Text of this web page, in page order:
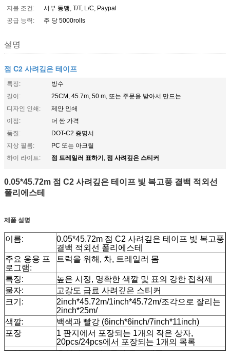
지불 조건:
서부 동맹, T/T, L/C, Paypal
공급 능력:
주 당 5000rolls
설명
점 C2 사려깊은 테이프
특징:
방수
길이:
25CM, 45.7m, 50 m, 또는 주문을 받아서 만드는
디자인 인쇄:
제안 인쇄
이점:
더 싼 가격
품질:
DOT-C2 증명서
지상 필름:
PC 또는 아크릴
하이 라이트:
점 트레일러 표하기, 점 사려깊은 스티커
0.05*45.72m 점 C2 사려깊은 테이프 빛 복고풍 결백 적외선
폴리에스테
제품 설명
이름:
0.05*45.72m 점 C2 사려깊은 테이프 빛 복고풍
결백 적외선 폴리에스테
주요 응용 프
로그램:
트럭을 위해, 차, 트레일러 몸
특징:
높은 시정, 명확한 색깔 및 표의 강한 접착제
물자:
고강도 급료 사려깊은 스티커
크기:
2inch*45.72m/1inch*45.72m/조각으로 잘리는
2inch*25m/
색깔:
백색과 빨강 (6inch*6inch/7inch*11inch)
포장
1 판지에서 포장되는 1개의 작은 상자,
20pcs/24pcs에서 포장되는 1개의 목록
표본:
운임이 모으는 동안 무료 샘플